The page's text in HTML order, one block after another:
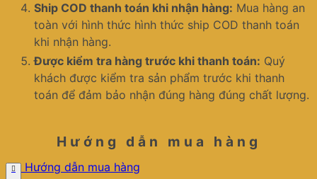
Ship COD thanh toán khi nhận hàng: Mua hàng an
toàn với hình thức hình thức ship COD thanh toán
khi nhận hàng.
Được kiểm tra hàng trước khi thanh toán: Quý
khách được kiểm tra sản phẩm trước khi thanh
toán để đảm bảo nhận đúng hàng đúng chất lượng.
Hướng dẫn mua hàng
Hướng dẫn mua hàng